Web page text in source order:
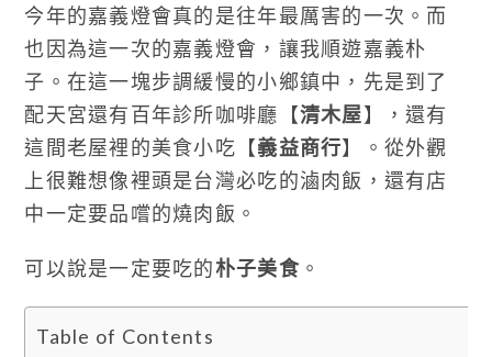
今年的嘉義燈會真的是往年最厲害的一次。而
也因為這一次的嘉義燈會，讓我順遊嘉義朴
子。在這一塊步調緩慢的小鄉鎮中，先是到了
配天宮還有百年診所咖啡廳【清木屋】，還有
這間老屋裡的美食小吃【義益商行】。從外觀
上很難想像裡頭是台灣必吃的滷肉飯，還有店
中一定要品嚐的燒肉飯。
可以說是一定要吃的朴子美食 。
Table of Contents